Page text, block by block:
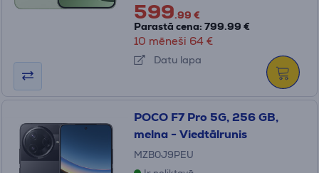
599.99 €
Parastā cena: 799.99 €
10 mēneši 64 €
Datu lapa
POCO F7 Pro 5G, 256 GB,
melna - Viedtālrunis
MZB0J9PEU